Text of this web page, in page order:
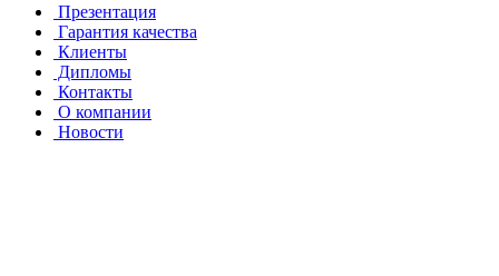
Презентация
Гарантия качества
Клиенты
Дипломы
Контакты
О компании
Новости